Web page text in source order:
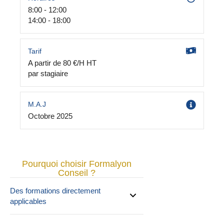
8:00 - 12:00
14:00 - 18:00
Tarif
A partir de 80 €/H HT
par stagiaire
M.A.J
Octobre 2025
Pourquoi choisir Formalyon
Conseil ?
Des formations directement
applicables